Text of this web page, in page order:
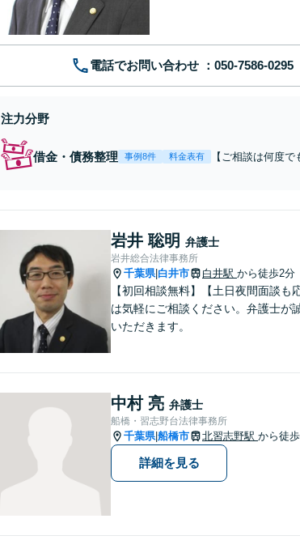
電話でお問い合わせ
注力分野
借金・債務整理 事例8件 料金表有
【ご相談は何度
岩井 聡明 弁護士
岩井総合法律事務所
千葉県| 白井市 白井駅 から徒歩2分
【初回相談無料】【土日夜間面談
は気軽にご相談ください。弁護士が
いただきます。
中村 亮 弁護士
船橋・習志野台法律事務所
千葉県|船橋市 北習志野駅 から徒
詳細を見る